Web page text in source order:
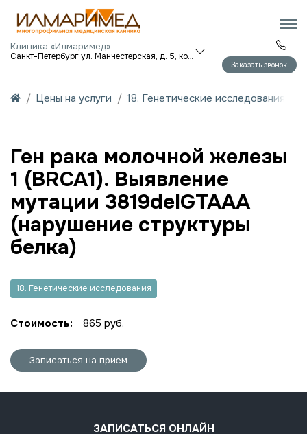
Клиника «Илмаримед»
Санкт-Петербург ул. Манчестерская, д. 5, корп. 1
Заказать звонок
Цены на услуги 18. Генетические исследования
Ген рака молочной железы
1 (BRCA1). Выявление
мутации 3819delGTAAA
(нарушение структуры
белка)
18. Генетические исследования
Стоимость: 865 руб.
Записаться на прием
ЗАПИСАТЬСЯ ОНЛАЙН